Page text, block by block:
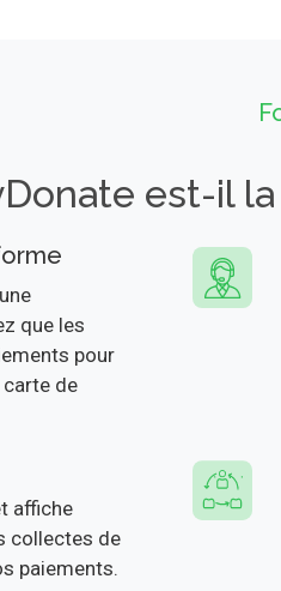
est-il
que les
pour
carte de
affiche
collectes de
paiements.